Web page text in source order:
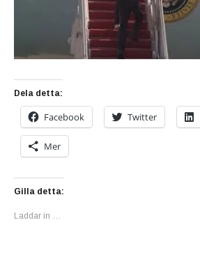
Dela detta:
Facebook Twitter
Mer
Gilla detta:
Laddar in …